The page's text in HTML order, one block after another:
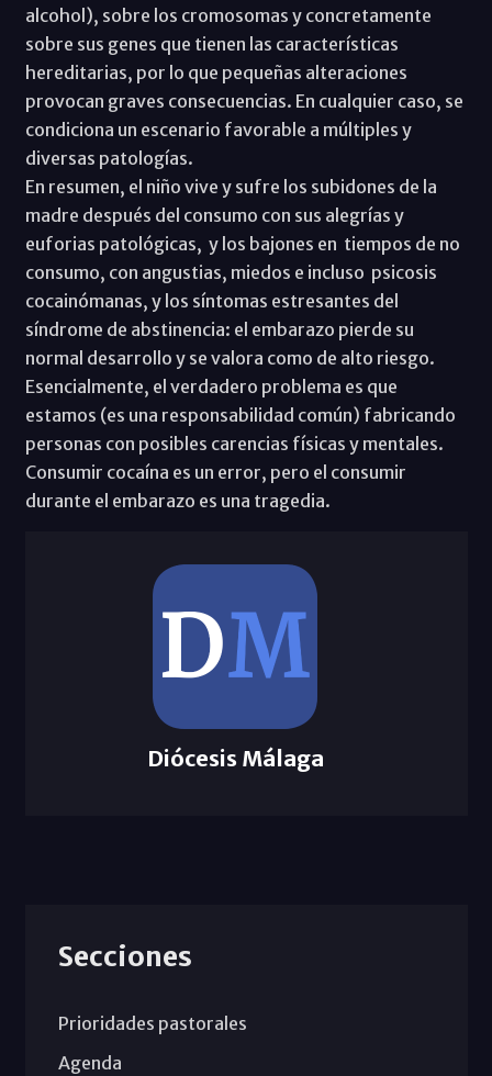
alcohol), sobre los cromosomas y concretamente
sobre sus genes que tienen las características
hereditarias, por lo que pequeñas alteraciones
provocan graves consecuencias. En cualquier caso, se
condiciona un escenario favorable a múltiples y
diversas patologías.
En resumen, el niño vive y sufre los subidones de la
madre después del consumo con sus alegrías y
euforias patológicas, y los bajones en tiempos de no
consumo, con angustias, miedos e incluso psicosis
cocainómanas, y los síntomas estresantes del
síndrome de abstinencia: el embarazo pierde su
normal desarrollo y se valora como de alto riesgo.
Esencialmente, el verdadero problema es que
estamos (es una responsabilidad común) fabricando
personas con posibles carencias físicas y mentales.
Consumir cocaína es un error, pero el consumir
durante el embarazo es una tragedia.
Diócesis Málaga
Secciones
Prioridades pastorales
Agenda